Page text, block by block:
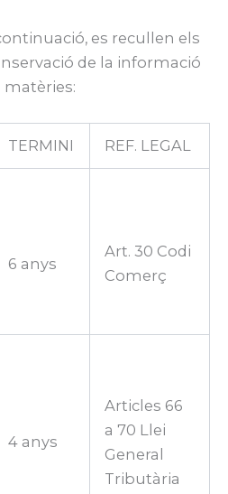
es recullen els
de la informació
matèries:
TERMINI REF. LEGAL
6 anys
Art. 30 Codi
Comerç
4 anys
Articles 66
a 70 Llei
General
Tributària